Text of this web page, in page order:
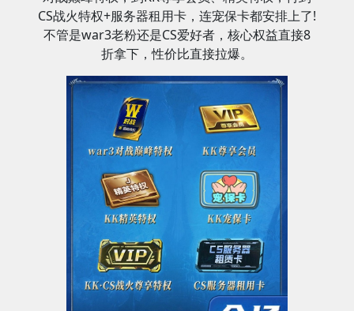
CS战火特权+服务器租用卡，连宠保卡都安排上了!
不管是war3老粉还是CS爱好者，核心权益直接8
折拿下，性价比直接拉爆。